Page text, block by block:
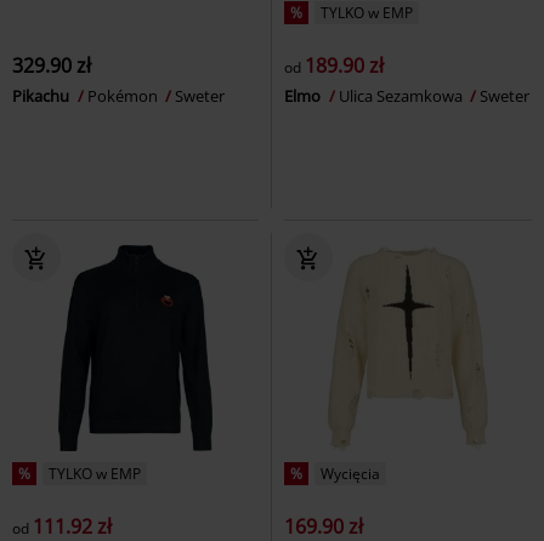
329.90 zł
Pikachu Pokémon Sweter
% TYLKO w EMP
od 189.90 zł
Elmo Ulica Sezamkowa Sweter
% TYLKO w EMP
od 111.92 zł
% Wycięcia
169.90 zł